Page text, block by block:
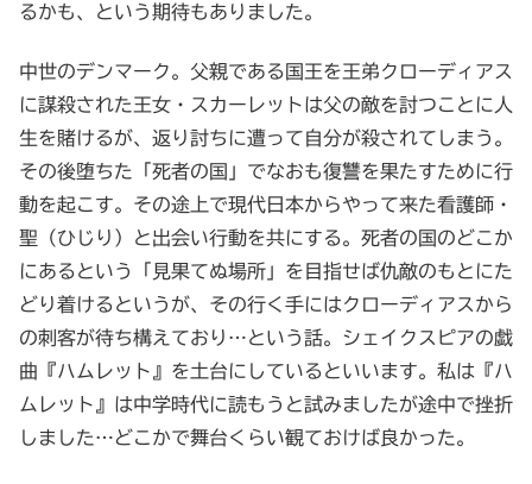
るかも、という期待もありました。
中世のデンマーク。父親である国王を王弟クローディアス
に謀殺された王女・スカーレットは父の敵を討つことに人
生を賭けるが、返り討ちに遭って自分が殺されてしまう。
その後堕ちた「死者の国」でなおも復讐を果たすために行
動を起こす。その途上で現代日本からやって来た看護師・
聖（ひじり）と出会い行動を共にする。死者の国のどこか
にあるという「見果てぬ場所」を目指せば仇敵のもとにた
どり着けるというが、その行く手にはクローディアスから
の刺客が待ち構えており…という話。シェイクスピアの戯
曲『ハムレット』を土台にしているといいます。私は『ハ
ムレット』は中学時代に読もうと試みましたが途中で挫折
しました…どこかで舞台くらい観ておけば良かった。